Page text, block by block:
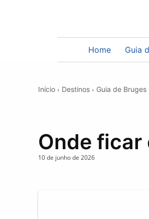
Home Guia
Início Destinos Guia de Bruges
Onde ficar
10 de junho de 2026